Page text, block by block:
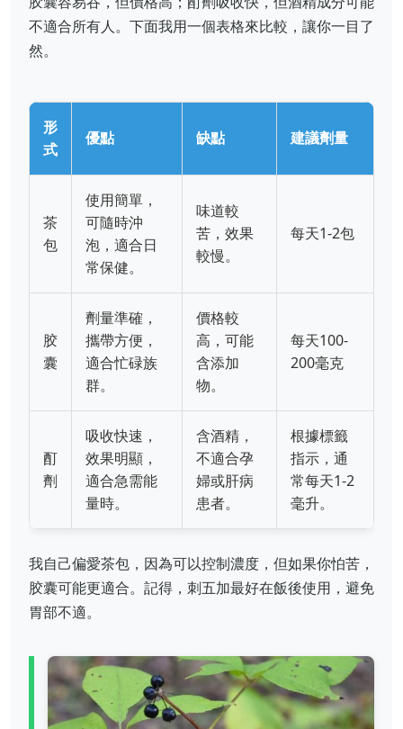
不適合所有人。下面我用一個表格來比較，讓你一目了
然。
形
式
優點 缺點 建議劑量
茶
包
使用簡單，
可隨時沖
泡，適合日
常保健。
味道較
苦，效果
較慢。
每天1-2包
胶
囊
劑量準確，
攜帶方便，
適合忙碌族
群。
價格較
高，可能
含添加
物。
每天100-
200毫克
酊
劑
吸收快速，
效果明顯，
適合急需能
量時。
含酒精，
不適合孕
婦或肝病
患者。
根據標籤
指示，通
常每天1-2
毫升。
我自己偏愛茶包，因為可以控制濃度，但如果你怕苦，
胶囊可能更適合。記得，刺五加最好在飯後使用，避免
胃部不適。